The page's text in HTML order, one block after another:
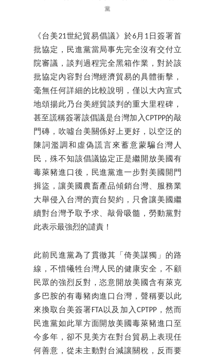
黨
《台美21世紀貿易倡議》於6月1日簽署首
批協定，民進黨當局事先完全沒有交付立
院審議，談判過程完全黑箱作業，對於該
批協定內容對台灣經濟貿易的具體衝擊，
毫無任何詳細的比較說明，僅以大內宣式
地頌揚此乃台美經貿談判的重大里程碑，
甚至謊稱簽署該倡議是台灣加入CPTPP的敲
門磚，吹噓台美關係好上更好，以空泛的
陳詞濫調和虛偽謊言來蓄意蒙騙台灣人
民，殊不知該倡議協定正是繼開放美國有
毒萊豬進口後，民進黨進一步對美國開門
揖盜，讓美國農畜產品傾銷台灣、服務業
大舉侵入台灣的賣台契約，只會讓美國繼
續對台灣予取予求、敲骨吸髓，勞動黨對
此表示最強烈的譴責！
此前民進黨為了貫徹其「倚美謀獨」的路
線，不惜犧牲台灣人民的健康安全，不顧
民眾的強烈反對，恣意開放美國含有萊克
多巴胺的有毒豬肉進口台灣，聲稱要以此
來換取台美簽署FTA以及加入CPTPP，然而
民進黨如此單方面開放美國毒萊豬進口至
今多年，卻不見美方在對台貿易上表現任
何善意，從未主動對台減讓關稅，反而要